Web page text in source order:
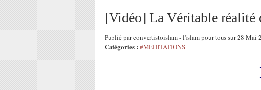
[Vidéo] La Véritable réalité
Publié par convertistoislam - l'islam pour tous sur 28 Mai
Catégories : #MEDITATIONS